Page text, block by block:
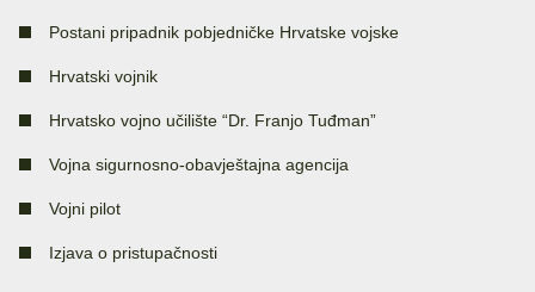
Postani pripadnik pobjedničke Hrvatske vojske
Hrvatski vojnik
Hrvatsko vojno učilište “Dr. Franjo Tuđman”
Vojna sigurnosno-obavještajna agencija
Vojni pilot
Izjava o pristupačnosti